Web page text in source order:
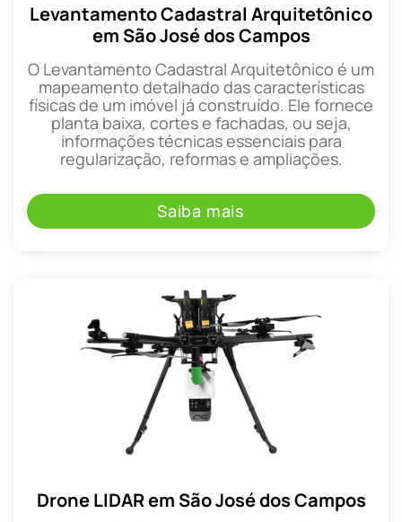
Levantamento Cadastral Arquitetônico
em São José dos Campos
O Levantamento Cadastral Arquitetônico é um
mapeamento detalhado das características
físicas de um imóvel já construído. Ele fornece
planta baixa, cortes e fachadas, ou seja,
informações técnicas essenciais para
regularização, reformas e ampliações.
Saiba mais
Drone LIDAR em São José dos Campos